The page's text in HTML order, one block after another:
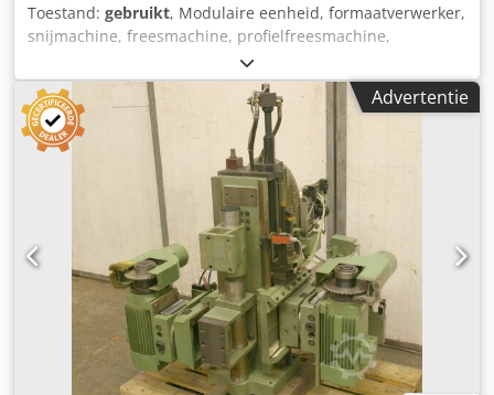
Toestand: gebruikt, Modulaire eenheid, formaatverwerker,
snijmachine, freesmachine, profielfreesmachine,
voegfreesmachine, snijmachine, dubbelzijdige profiler,
kantverwerkingsmachine, scoremotor,
versnipperaarmotor, freesmotor voor
kantverwerkingsmachine -HOMAG snoeiapparaat voor het
trimmen van de uitstekende randen aan de voor- en
achterkant -met zwaar leiderschap -Freestoestel: draaibaar
-2x motoren -Motortype: KCS 71.16-2 D Crsdpfx Alsb Uhp
Iscef -Vermogen: 4,4/6,6 kW -Voltage: 220/380/380 volt -
Frequentie: 50/100 Hz -Snelheid: 2860/5870 rpm -andere
motoren met andere diensten op voorraad tegen een
meerprijs -Maten: 1200/960/H600 mm -gewicht: 470 kg
Advertentie